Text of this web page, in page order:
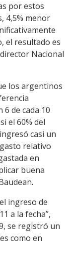
por estos
4,5% menor
el resultado es
Nacional
los argentinos
de cada 10
el 60% del
casi un
relativo
en
buena
ingreso de
a la fecha”,
se registró un
como en